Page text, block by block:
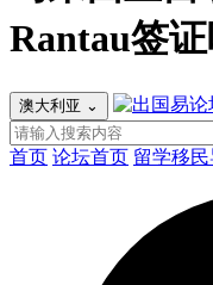
Rantau签证
澳大利亚 ⌄
首页 论坛首页 留学移